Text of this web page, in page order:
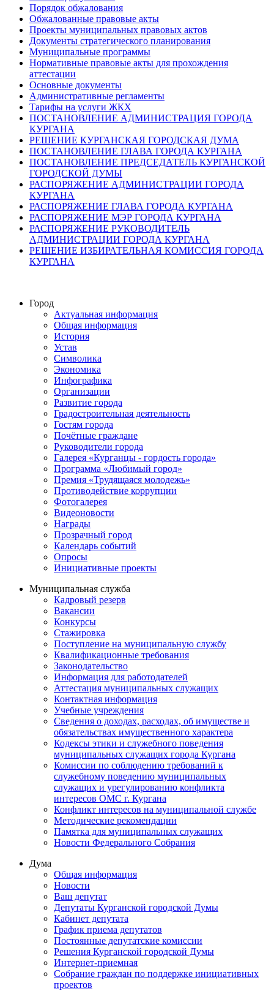
Порядок обжалования
Обжалованные правовые акты
Проекты муниципальных правовых актов
Документы стратегического планирования
Муниципальные программы
Нормативные правовые акты для прохождения
аттестации
Основные документы
Административные регламенты
Тарифы на услуги ЖКХ
ПОСТАНОВЛЕНИЕ АДМИНИСТРАЦИЯ ГОРОДА
КУРГАНА
РЕШЕНИЕ КУРГАНСКАЯ ГОРОДСКАЯ ДУМА
ПОСТАНОВЛЕНИЕ ГЛАВА ГОРОДА КУРГАНА
ПОСТАНОВЛЕНИЕ ПРЕДСЕДАТЕЛЬ КУРГАНСКОЙ
ГОРОДСКОЙ ДУМЫ
РАСПОРЯЖЕНИЕ АДМИНИСТРАЦИИ ГОРОДА
КУРГАНА
РАСПОРЯЖЕНИЕ ГЛАВА ГОРОДА КУРГАНА
РАСПОРЯЖЕНИЕ МЭР ГОРОДА КУРГАНА
РАСПОРЯЖЕНИЕ РУКОВОДИТЕЛЬ
АДМИНИСТРАЦИИ ГОРОДА КУРГАНА
РЕШЕНИЕ ИЗБИРАТЕЛЬНАЯ КОМИССИЯ ГОРОДА
КУРГАНА
Город
Актуальная информация
Общая информация
История
Устав
Символика
Экономика
Инфографика
Организации
Развитие города
Градостроительная деятельность
Гостям города
Почётные граждане
Руководители города
Галерея «Курганцы - гордость города»
Программа «Любимый город»
Премия «Трудящаяся молодежь»
Противодействие коррупции
Фотогалерея
Видеоновости
Награды
Прозрачный город
Календарь событий
Опросы
Инициативные проекты
Муниципальная служба
Кадровый резерв
Вакансии
Конкурсы
Стажировка
Поступление на муниципальную службу
Квалификационные требования
Законодательство
Информация для работодателей
Аттестация муниципальных служащих
Контактная информация
Учебные учреждения
Сведения о доходах, расходах, об имуществе и
обязательствах имущественного характера
Кодексы этики и служебного поведения
муниципальных служащих города Кургана
Комиссии по соблюдению требований к
служебному поведению муниципальных
служащих и урегулированию конфликта
интересов ОМС г. Кургана
Конфликт интересов на муниципальной службе
Методические рекомендации
Памятка для муниципальных служащих
Новости Федерального Cобрания
Дума
Общая информация
Новости
Ваш депутат
Депутаты Курганской городской Думы
Кабинет депутата
График приема депутатов
Постоянные депутатские комиссии
Решения Курганской городской Думы
Интернет-приемная
Собрание граждан по поддержке инициативных
проектов